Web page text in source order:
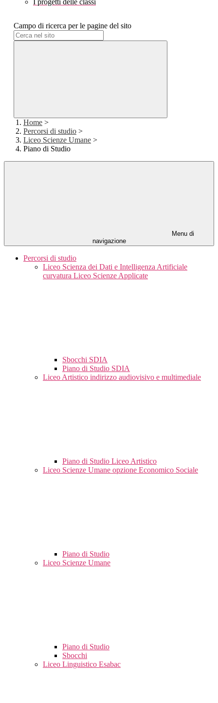
I progetti delle classi
Campo di ricerca per le pagine del sito
Home >
Percorsi di studio >
Liceo Scienze Umane >
Piano di Studio
Menu di
navigazione
Percorsi di studio
Liceo Scienza dei Dati e Intelligenza Artificiale
curvatura Liceo Scienze Applicate
Sbocchi SDIA
Piano di Studio SDIA
Liceo Artistico indirizzo audiovisivo e multimediale
Piano di Studio Liceo Artistico
Liceo Scienze Umane opzione Economico Sociale
Piano di Studio
Liceo Scienze Umane
Piano di Studio
Sbocchi
Liceo Linguistico Esabac